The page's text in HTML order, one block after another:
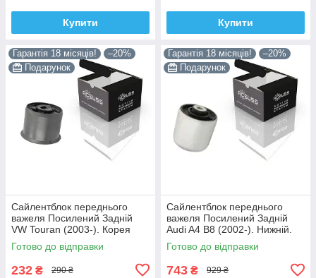
Купити Купити
Гарантія 18 місяців!
–20%
Подарунок
Сайлентблок переднього
важеля Посилений Задній
VW Touran (2003-). Корея
ACSUSS! 34559 , JBU602 ,
VKDS331037
Готово до відправки
232 ₴ 290 ₴
Гарантія 18 місяців!
–20%
Подарунок
Сайлентблок переднього
важеля Посилений Задній
Audi A4 B8 (2002-). Нижній.
Корея ACSUSS! 4H0407183 ,
TD1247W , VKDS331074
Готово до відправки
743 ₴ 929 ₴